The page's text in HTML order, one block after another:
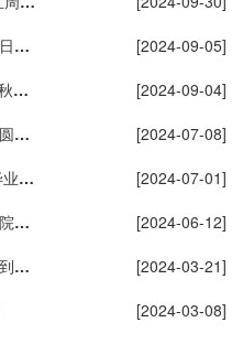
燕京神学院举行纪念中国人民抗日战争 暨世界反法西斯战争胜利79周年和平祈祷崇拜
[2024-09-05]
燕京神学院举行2024-2025学年秋季学期开学崇拜、升旗仪式暨开学典礼
[2024-09-04]
北京市基督教第十一次代表会议圆满完成
[2024-07-08]
燕京神学院2024届毕业崇拜暨毕业典礼
[2024-07-01]
金陵协和神学院应届毕业生来我院参访交流
[2024-06-12]
美国亚洲通国际咨询机构访问团到访神学院
[2024-03-21]
[2024-03-08]